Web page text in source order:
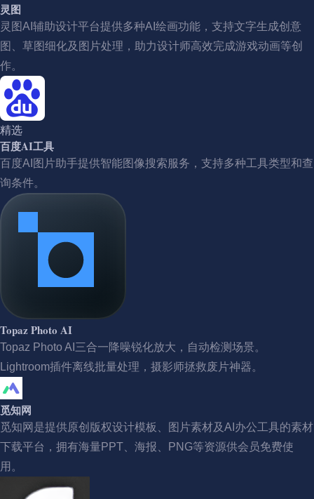
灵图
灵图AI辅助设计平台提供多种AI绘画功能，支持文字生成创意
图、草图细化及图片处理，助力设计师高效完成游戏动画等创
作。
精选
百度AI工具
百度AI图片助手提供智能图像搜索服务，支持多种工具类型和查
询条件。
Topaz Photo AI
Topaz Photo AI三合一降噪锐化放大，自动检测场景。
Lightroom插件离线批量处理，摄影师拯救废片神器。
觅知网
觅知网是提供原创版权设计模板、图片素材及AI办公工具的素材
下载平台，拥有海量PPT、海报、PNG等资源供会员免费使
用。